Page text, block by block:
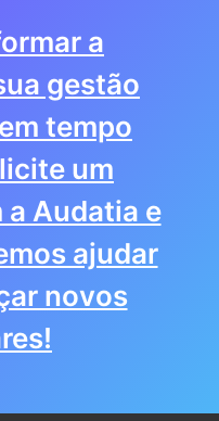
a
gestão
tempo
um
Audatia e
ajudar
novos